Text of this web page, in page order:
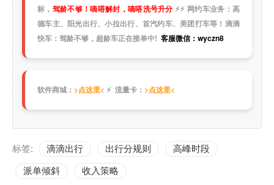
标， 驾龄不够！嘀嗒解封，嘀嗒洗号升分 ⚡⚡ 网约车业务：高
德车主、阳光出行、小拉出行、首汽约车、美团打车等！滴滴
快车：驾龄不够，超龄车正在接单中! 客服微信：wyczn8
软件商城： >点这里< ⚡ 流量卡： >点这里<
标签: 滴滴出行 出行分规则 高峰时段
派单倾斜 收入策略